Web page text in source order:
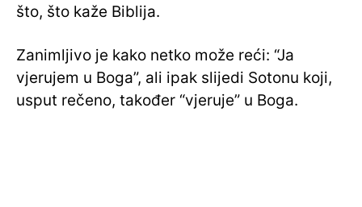
što, što kaže Biblija.
Zanimljivo je kako netko može reći: “Ja
vjerujem u Boga”, ali ipak slijedi Sotonu koji,
usput rečeno, također “vjeruje” u Boga.